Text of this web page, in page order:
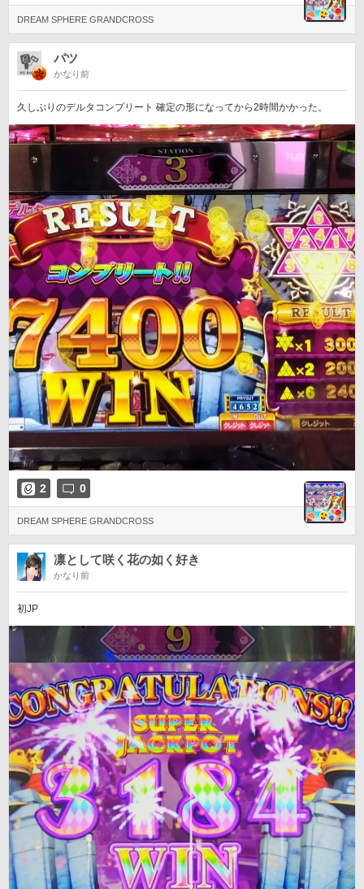
DREAM SPHERE GRANDCROSS
パツ
かなり前
久しぶりのデルタコンプリート 確定の形になってから2時間かかった。
2 0
DREAM SPHERE GRANDCROSS
凛として咲く花の如く好き
かなり前
初JP